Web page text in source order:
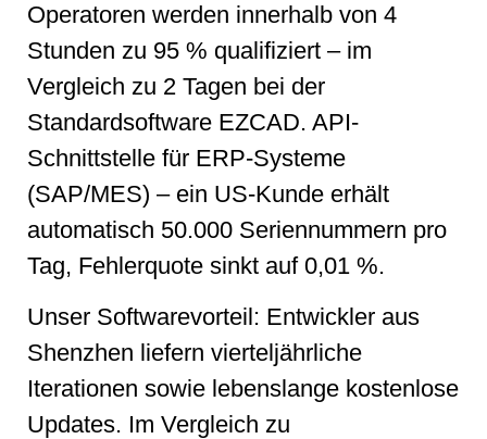
Operatoren werden innerhalb von 4
Stunden zu 95 % qualifiziert – im
Vergleich zu 2 Tagen bei der
Standardsoftware EZCAD. API-
Schnittstelle für ERP-Systeme
(SAP/MES) – ein US-Kunde erhält
automatisch 50.000 Seriennummern pro
Tag, Fehlerquote sinkt auf 0,01 %.
Unser Softwarevorteil: Entwickler aus
Shenzhen liefern vierteljährliche
Iterationen sowie lebenslange kostenlose
Updates. Im Vergleich zu